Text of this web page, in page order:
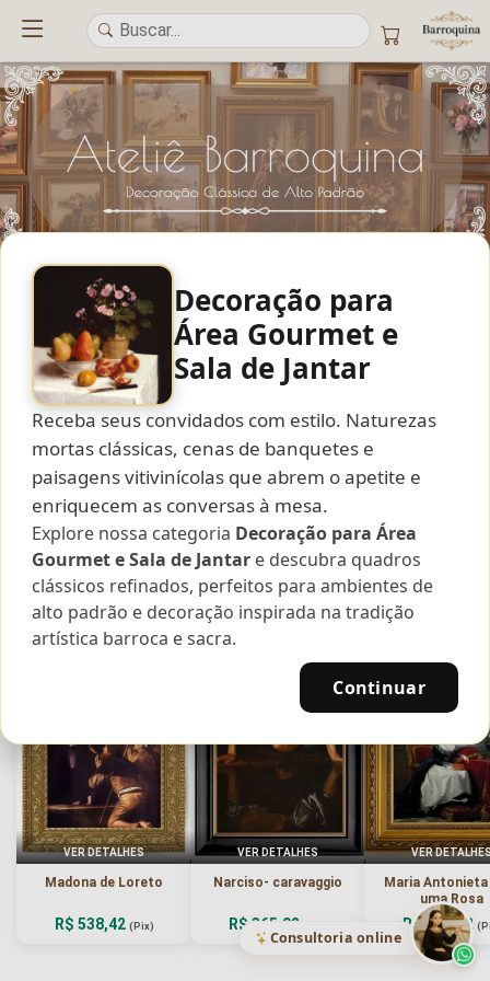
Decoração para
Área Gourmet e
Sala de Jantar
Receba seus convidados com estilo. Naturezas
mortas clássicas, cenas de banquetes e
paisagens vitivinícolas que abrem o apetite e
enriquecem as conversas à mesa.
Explore nossa categoria Decoração para Área
Gourmet e Sala de Jantar e descubra quadros
clássicos refinados, perfeitos para ambientes de
alto padrão e decoração inspirada na tradição
artística barroca e sacra.
Continuar
UM ATELIÊ 100% FINE ART
Trazemos a imponência dasmaiores obras de arte do mundo
alto padrão da sua casa. Nosso acervo reúne a genialidade de
pintores renomados
, resgatando
das obras do
. Produção artesanal emCanvas 100% Algodão
QUALIDADE DE MUSEU GARANTIA ETERNA
Curadoria das Campanhas
A seleção de obras-primas apresentadas em nossos vídeos nas redes
sociais, reunidas aqui para sua apreciação.
VER DETALHES
Madona de Loreto
R$ 538,42 (Pix)
VER DETALHES
Narciso- caravaggio
R$ 365,92
VER
Maria
uma Rosa
R$ 365,92
Consultoria online